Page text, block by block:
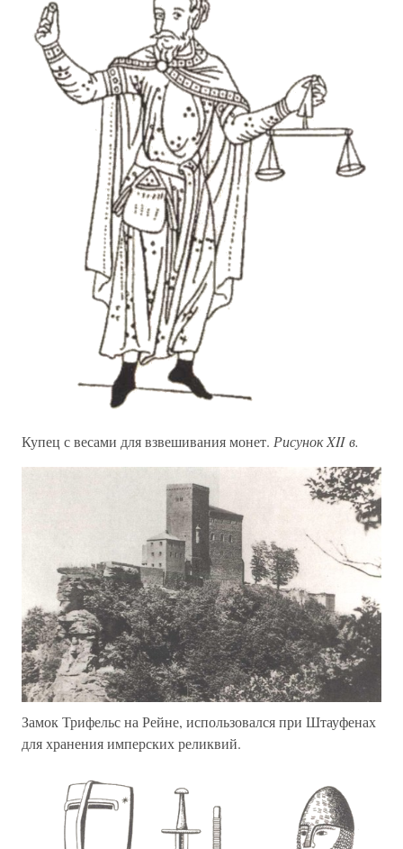
Купец с весами для взвешивания монет. Рисунок XII в.
Замок Трифельс на Рейне, использовался при Штауфенах
для хранения имперских реликвий.